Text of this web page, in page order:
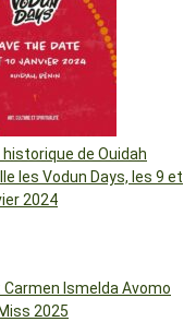
historique de Ouidah
les Vodun Days, les 9 et
2024
Ismelda Avomo
2025